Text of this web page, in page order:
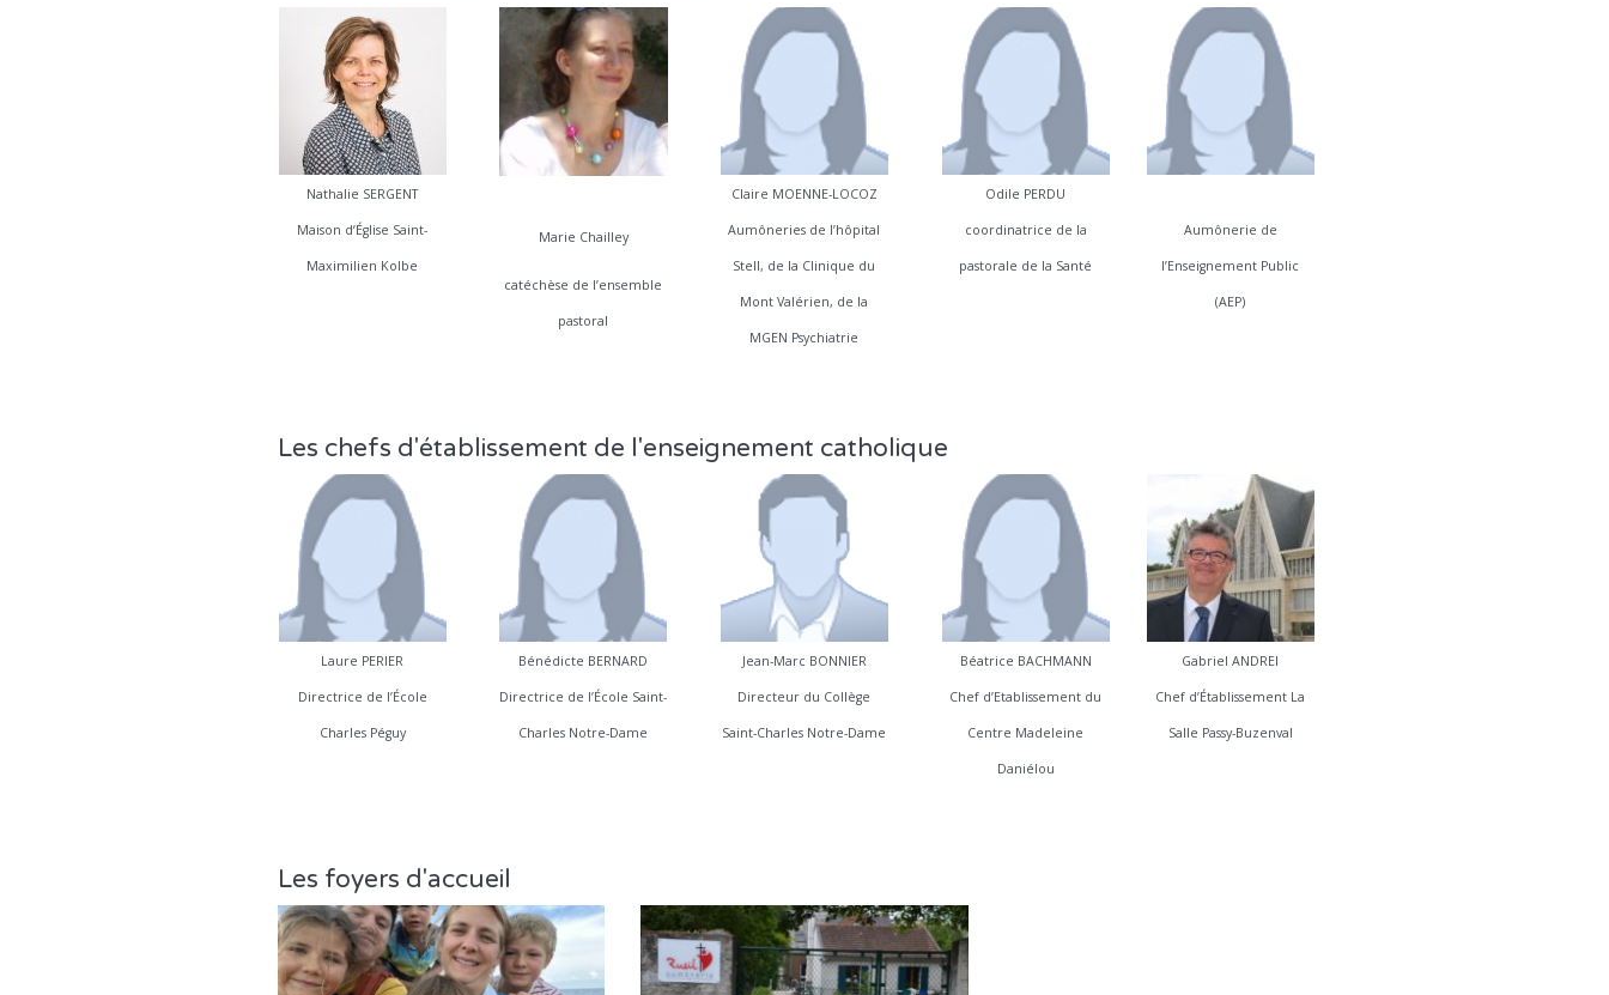
Nathalie SERGENT
Maison d’Église Saint-
Maximilien Kolbe
Marie Chailley
catéchèse de l’ensemble
pastoral
Claire MOENNE-LOCOZ
Aumôneries de l’hôpital
Stell, de la Clinique du
Mont Valérien, de la
MGEN Psychiatrie
Odile PERDU
coordinatrice de la
pastorale de la Santé
Aumônerie de
l’Enseignement Public
(AEP)
Les chefs d'établissement de l'enseignement catholique
Laure PERIER
Directrice de l’École
Charles Péguy
Bénédicte BERNARD
Directrice de l’École Saint-
Charles Notre-Dame
Jean-Marc BONNIER
Directeur du Collège
Saint-Charles Notre-Dame
Béatrice BACHMANN
Chef d’Etablissement du
Centre Madeleine
Daniélou
Gabriel ANDREI
Chef d’Établissement La
Salle Passy-Buzenval
Les foyers d'accueil